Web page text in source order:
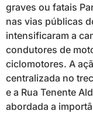
graves ou fatais
nas vias públicas
intensificaram a
condutores de
ciclomotores. A
centralizada no
e a Rua Tenente
abordada a